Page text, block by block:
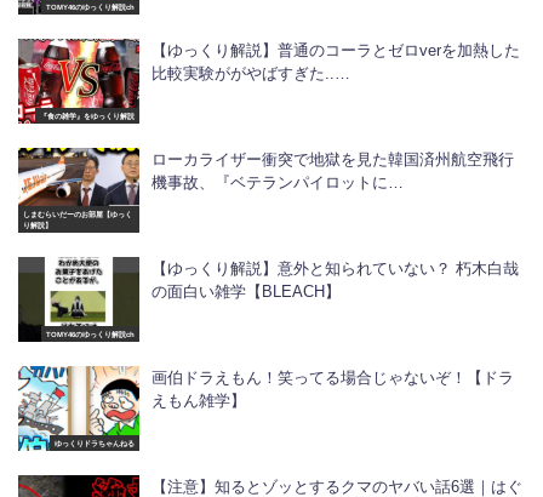
TOMY46のゆっくり解説ch
『食の雑学』をゆっくり解説
【ゆっくり解説】普通のコーラとゼロverを加熱した
比較実験ががやばすぎた..…
しまむらいだーのお部屋【ゆっく
り解説】
ローカライザー衝突で地獄を見た韓国済州航空飛行
機事故、『ベテランパイロットに…
TOMY46のゆっくり解説ch
【ゆっくり解説】意外と知られていない？ 朽木白哉
の面白い雑学【BLEACH】
ゆっくりドラちゃんねる
画伯ドラえもん！笑ってる場合じゃないぞ！【ドラ
えもん雑学】
【注意】知るとゾッとするクマのヤバい話6選｜はぐ